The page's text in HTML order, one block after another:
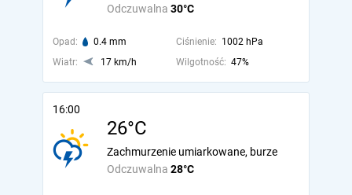
Odczuwalna 30°C
Opad: 0.4 mm Ciśnienie: 1002 hPa
Wiatr:
17 km/h Wilgotność: 47%
16:00
26°C
Odczuwalna 28°C
Zachmurzenie umiarkowane, burze